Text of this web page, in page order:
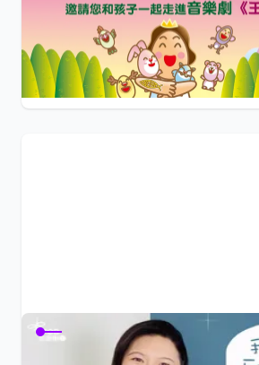
✝️邀請您和孩子走進《王子的信心》音
喚醒」的故事。透過音樂 × 戲劇 ×...
小陽光e學園